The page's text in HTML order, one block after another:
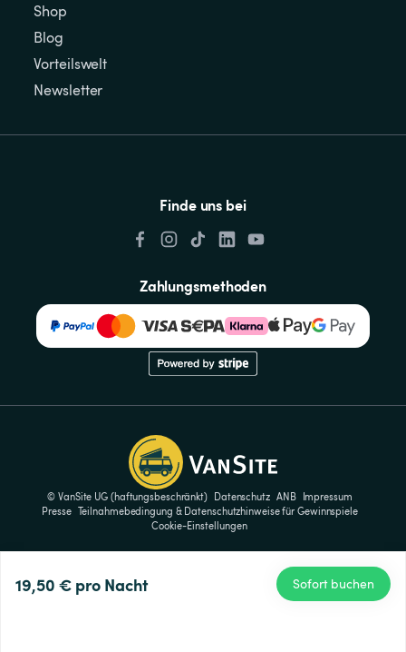
19,50 € pro Nacht Sofort buchen
Shop
Blog
Vorteilswelt
Newsletter
Finde uns bei
Zahlungsmethoden
© VanSite UG (haftungsbeschränkt) Datenschutz ANB
Impressum
Presse Teilnahmebedingung & Datenschutzhinweise für Gewinnspiele
Cookie-Einstellungen